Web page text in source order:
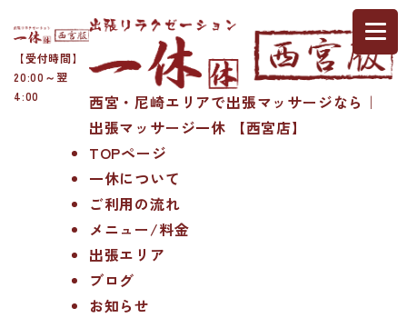
【受付時間】
20:00～翌
4:00
西宮・尼崎エリアで出張マッサージなら｜
出張マッサージ一休 【西宮店】
TOPページ
一休について
ご利用の流れ
メニュー/料金
出張エリア
ブログ
お知らせ